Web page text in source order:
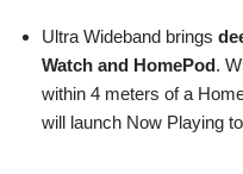
Ultra Wideband brings
Watch and HomePod.
within 4 meters of a
will launch Now Playing